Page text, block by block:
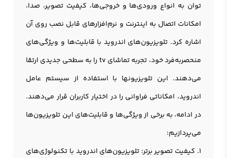
توان به انواع ورودی‌ها و خروجی‌ها، کیفیت تصویر، صدا،
امکانات اتصال به اینترنت و نرم‌افزارهای قابل نصب روی آن
اشاره کرد. تلویزیون‌های اندروید با قابلیت‌ها و ویژگی‌های
منحصربه‌فرد خود، تجربه تماشای tv را به سطحی جدیدی ارتقا
می‌دهند. این تلویزيونها با استفاده از سیستم عامل
اندروید، امکاناتی فراوانی را در اختیار کاربران قرار می‌دهند.
در ادامه، به برخی از ویژگی‌ها و قابلیت‌های این تلویزیون‌ها
می‌پردازیم:
1. کیفیت تصویر برتر: تلویزیون‌های اندروید با تکنولوژی‌های